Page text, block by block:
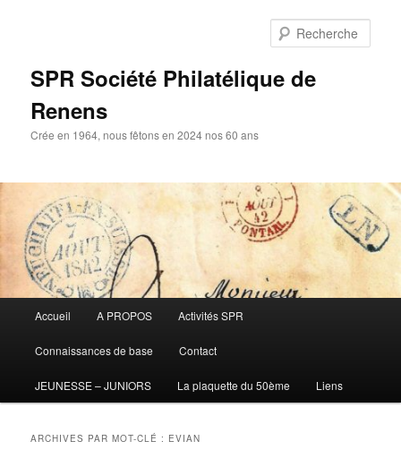
SPR Société Philatélique de
Renens
Crée en 1964, nous fêtons en 2024 nos 60 ans
principal
Accueil A PROPOS Activités SPR
Connaissances de base Contact
JEUNESSE – JUNIORS La plaquette du 50ème Liens
ARCHIVES PAR MOT-CLÉ : EVIAN